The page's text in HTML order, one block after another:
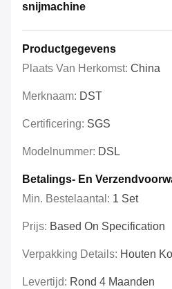
snijmachine
Productgegevens
Plaats Van Herkomst: China
Merknaam: DST
Certificering: SGS
Modelnummer: DSL
Betalings- En
Min. Bestelaantal: 1 Set
Prijs: Based On Specification
Verpakking Details: Houten
Levertijd: Rond 4 Maanden